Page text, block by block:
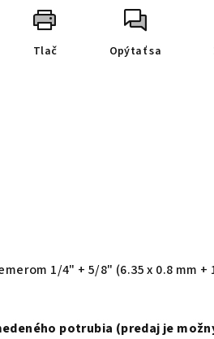
Tlač Opýtať sa
1/4" + 5/8" (6.35 x 0.8 mm +
potrubia (predaj je